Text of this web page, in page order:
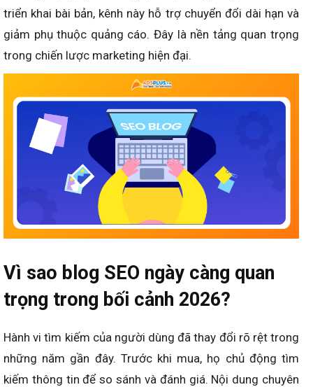
triển khai bài bản, kênh này hỗ trợ chuyển đổi dài hạn và
giảm phụ thuộc quảng cáo. Đây là nền tảng quan trọng
trong chiến lược marketing hiện đại.
Vì sao blog SEO ngày càng quan
trọng trong bối cảnh 2026?
Hành vi tìm kiếm của người dùng đã thay đổi rõ rệt trong
những năm gần đây. Trước khi mua, họ chủ động tìm
kiếm thông tin để so sánh và đánh giá. Nội dung chuyên